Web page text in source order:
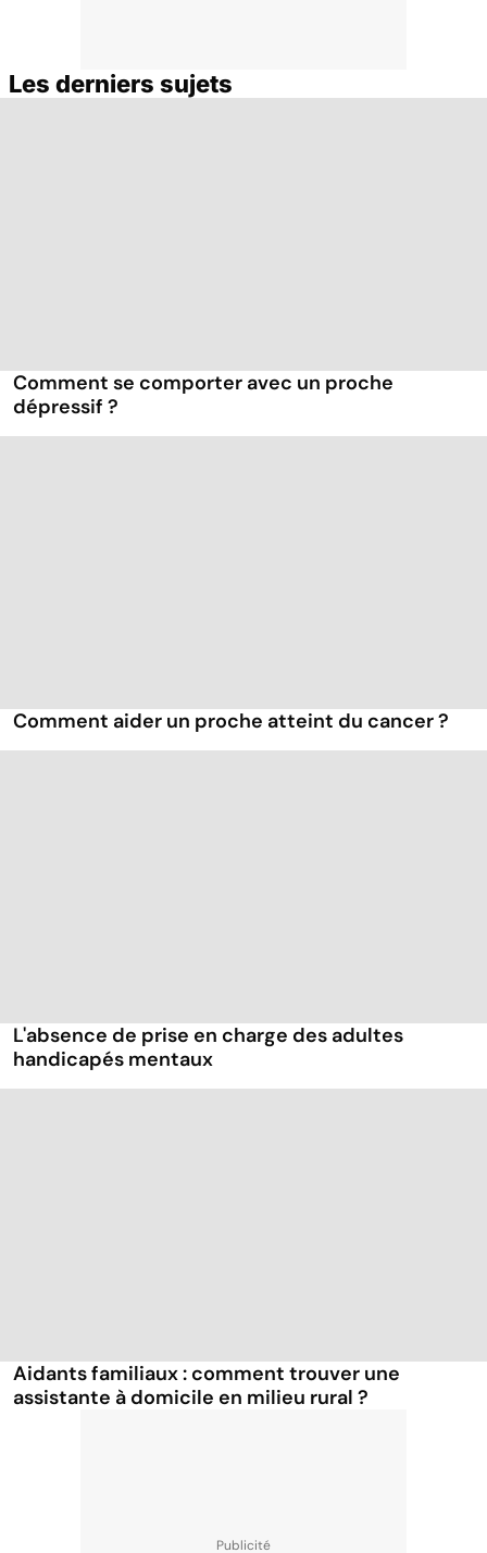
Les derniers sujets
Comment se comporter avec un proche
dépressif ?
Comment aider un proche atteint du cancer ?
L'absence de prise en charge des adultes
handicapés mentaux
Aidants familiaux : comment trouver une
assistante à domicile en milieu rural ?